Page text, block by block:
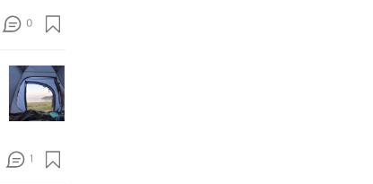
서
도
구
나
잠
에
기
까
군
지
의
초
기
품
오
용
할
수
있
록.
0
년
만
에
문 1